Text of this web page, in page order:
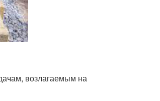
возлагаемым на